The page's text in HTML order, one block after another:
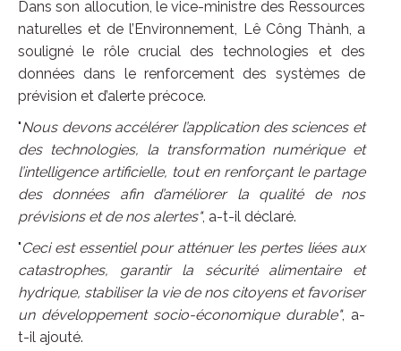
Dans son allocution, le vice-ministre des Ressources
naturelles et de l’Environnement, Lê Công Thành, a
souligné le rôle crucial des technologies et des
données dans le renforcement des systèmes de
prévision et d’alerte précoce.
"Nous devons accélérer l’application des sciences et
des technologies, la transformation numérique et
l’intelligence artificielle, tout en renforçant le partage
des données afin d’améliorer la qualité de nos
prévisions et de nos alertes", a-t-il déclaré.
"Ceci est essentiel pour atténuer les pertes liées aux
catastrophes, garantir la sécurité alimentaire et
hydrique, stabiliser la vie de nos citoyens et favoriser
un développement socio-économique durable", a-
t-il ajouté.